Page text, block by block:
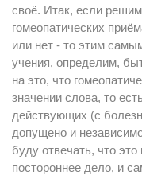
своё. Итак, если
гомеопатических
или нет - то этим
учения, определим,
на это, что
значении слова, то
действующих (с
допущено и
буду отвечать, что
постороннее дело, и